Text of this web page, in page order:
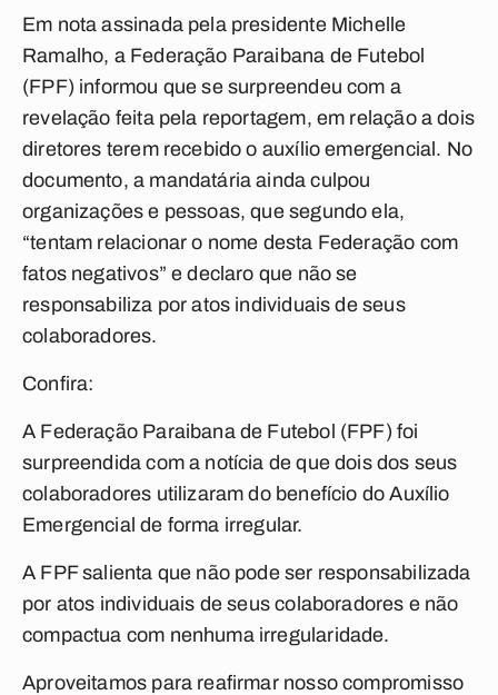
Em nota assinada pela presidente Michelle
Ramalho, a Federação Paraibana de Futebol
(FPF) informou que se surpreendeu com a
revelação feita pela reportagem, em relação a dois
diretores terem recebido o auxílio emergencial. No
documento, a mandatária ainda culpou
organizações e pessoas, que segundo ela,
“tentam relacionar o nome desta Federação com
fatos negativos” e declaro que não se
responsabiliza por atos individuais de seus
colaboradores.
Confira:
A Federação Paraibana de Futebol (FPF) foi
surpreendida com a notícia de que dois dos seus
colaboradores utilizaram do benefício do Auxílio
Emergencial de forma irregular.
A FPF salienta que não pode ser responsabilizada
por atos individuais de seus colaboradores e não
compactua com nenhuma irregularidade.
Aproveitamos para reafirmar nosso compromisso